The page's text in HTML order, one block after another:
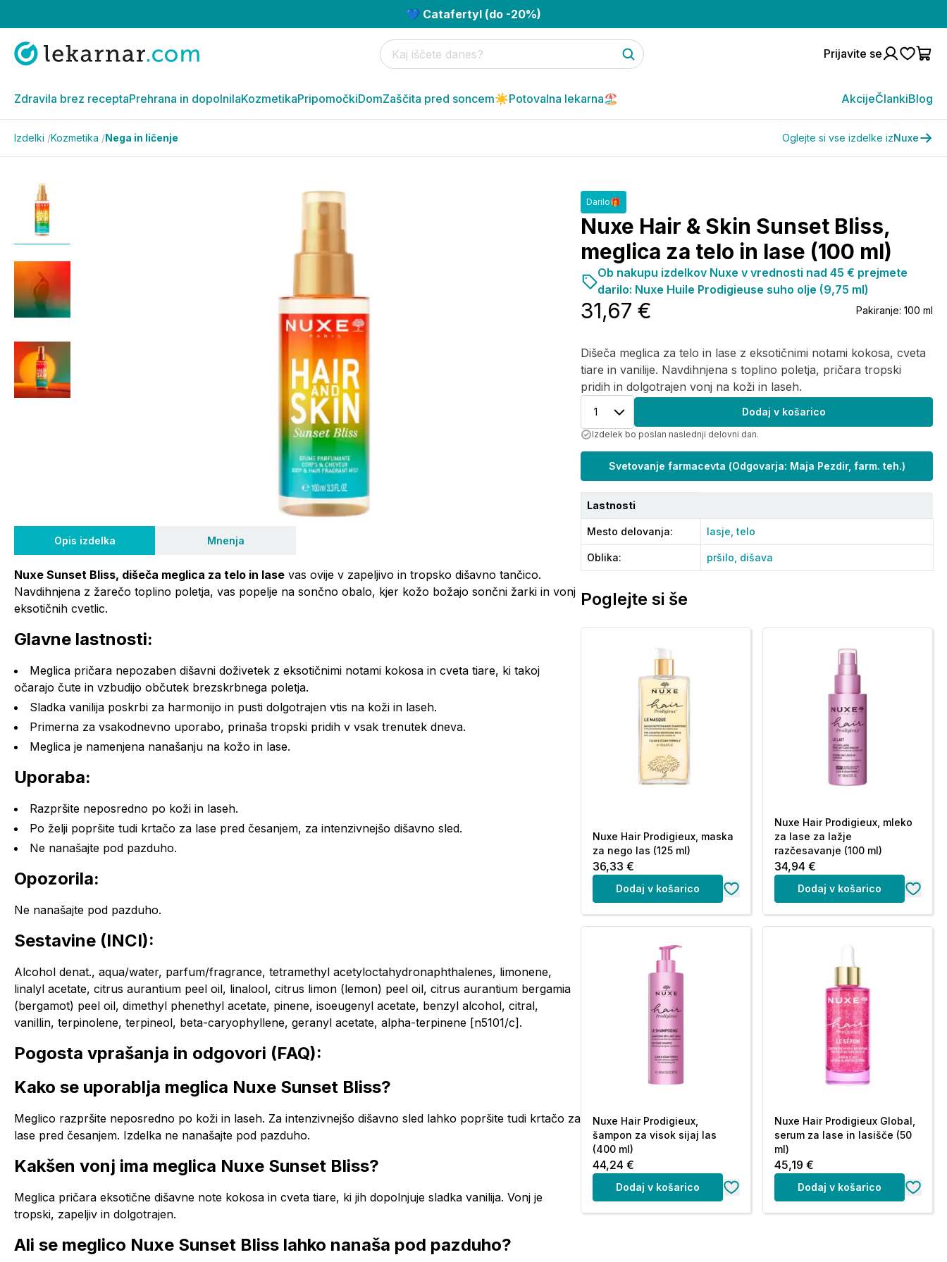
💙 Catafertyl (do -20%)
Prijavite se
Zdravila brez receptaPrehrana in dopolnilaKozmetikaPripomočkiDomZaščita pred soncem☀️Potovalna lekarna🏖️ AkcijeČlankiBlog
Izdelki /Kozmetika /Nega in ličenje Oglejte si vse izdelke izNuxe
Opis izdelka Mnenja
Nuxe Sunset Bliss, dišeča meglica za telo in lase vas ovije v zapeljivo in tropsko dišavno tančico.
Navdihnjena z žarečo toplino poletja, vas popelje na sončno obalo, kjer kožo božajo sončni žarki in vonj
eksotičnih cvetlic.
Glavne lastnosti:
Meglica pričara nepozaben dišavni doživetek z eksotičnimi notami kokosa in cveta tiare, ki takoj
očarajo čute in vzbudijo občutek brezskrbnega poletja.
Sladka vanilija poskrbi za harmonijo in pusti dolgotrajen vtis na koži in laseh.
Primerna za vsakodnevno uporabo, prinaša tropski pridih v vsak trenutek dneva.
Meglica je namenjena nanašanju na kožo in lase.
Uporaba:
Razpršite neposredno po koži in laseh.
Po želji popršite tudi krtačo za lase pred česanjem, za intenzivnejšo dišavno sled.
Ne nanašajte pod pazduho.
Opozorila:
Ne nanašajte pod pazduho.
Sestavine (INCI):
Alcohol denat., aqua/water, parfum/fragrance, tetramethyl acetyloctahydronaphthalenes, limonene,
linalyl acetate, citrus aurantium peel oil, linalool, citrus limon (lemon) peel oil, citrus aurantium bergamia
(bergamot) peel oil, dimethyl phenethyl acetate, pinene, isoeugenyl acetate, benzyl alcohol, citral,
vanillin, terpinolene, terpineol, beta-caryophyllene, geranyl acetate, alpha-terpinene [n5101/c].
Pogosta vprašanja in odgovori (FAQ):
Kako se uporablja meglica Nuxe Sunset Bliss?
Meglico razpršite neposredno po koži in laseh. Za intenzivnejšo dišavno sled lahko popršite tudi krtačo za
lase pred česanjem. Izdelka ne nanašajte pod pazduho.
Kakšen vonj ima meglica Nuxe Sunset Bliss?
Meglica pričara eksotične dišavne note kokosa in cveta tiare, ki jih dopolnjuje sladka vanilija. Vonj je
tropski, zapeljiv in dolgotrajen.
Ali se meglico Nuxe Sunset Bliss lahko nanaša pod pazduho?
Darilo🎁
Nuxe Hair & Skin Sunset Bliss,
meglica za telo in lase (100 ml)
Dišeča meglica za telo in lase z eksotičnimi notami kokosa, cveta
tiare in vanilije. Navdihnjena s toplino poletja, pričara tropski
pridih in dolgotrajen vonj na koži in laseh.
31,67 € Pakiranje: 100 ml
Ob nakupu izdelkov Nuxe v vrednosti nad 45 € prejmete
darilo: Nuxe Huile Prodigieuse suho olje (9,75 ml)
1 Dodaj v košarico
Izdelek bo poslan naslednji delovni dan.
Svetovanje farmacevta (Odgovarja: Maja Pezdir, farm. teh.)
Lastnosti
Mesto delovanja: lasje,telo
Oblika: pršilo, dišava
Poglejte si še
Nuxe Hair Prodigieux, maska
za nego las (125 ml)
36,33 €
Dodaj v košarico
Nuxe Hair Prodigieux, mleko
za lase za lažje
razčesavanje (100 ml)
34,94 €
Dodaj v košarico
Nuxe Hair Prodigieux,
šampon za visok sijaj las
(400 ml)
44,24 €
Dodaj v košarico
Nuxe Hair Prodigieux Global,
serum za lase in lasišče (50
ml)
45,19 €
Dodaj v košarico